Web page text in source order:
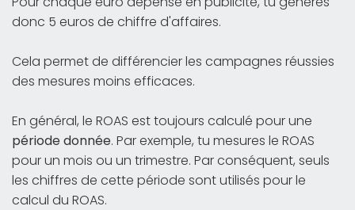
donc 5 euros de chiffre d'affaires.
Cela permet de différencier les campagnes réussies
des mesures moins efficaces.
En général, le ROAS est toujours calculé pour une
période donnée. Par exemple, tu mesures le ROAS
pour un mois ou un trimestre. Par conséquent, seuls
les chiffres de cette période sont utilisés pour le
calcul du ROAS.